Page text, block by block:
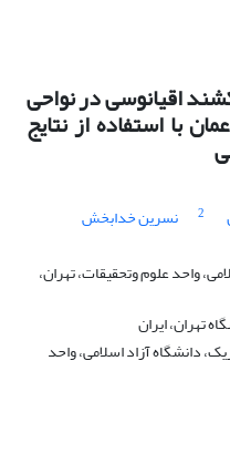
اقیانوسی در نواحی
با استفاده از نتایج
2 نسرین خدابخش
واحد علوم وتحقیقات، تهران،
تهران، ایران
دانشگاه آزاد اسلامی، واحد